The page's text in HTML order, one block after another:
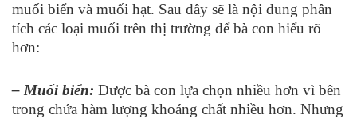
muối biển và muối hạt. Sau đây sẽ là nội dung phân
tích các loại muối trên thị trường để bà con hiểu rõ
hơn:
– Muối biển: Được bà con lựa chọn nhiều hơn vì bên
trong chứa hàm lượng khoáng chất nhiều hơn. Nhưng